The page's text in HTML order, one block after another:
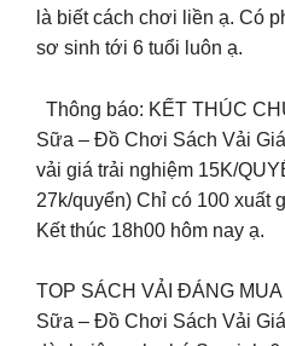
là biết cách chơi liền ạ. Có
sơ sinh tới 6 tuổi luôn ạ.
Thông báo: KẾT THÚC
Sữa – Đồ Chơi Sách Vải
vải giá trải nghiệm 15K/
27k/quyển) Chỉ có 100 xuất
Kết thúc 18h00 hôm nay ạ.
TOP SÁCH VẢI ĐÁNG
Sữa – Đồ Chơi Sách Vải